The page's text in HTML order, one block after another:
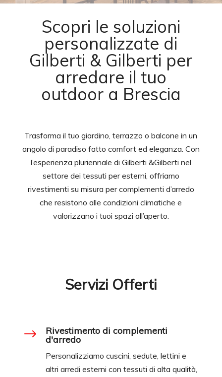
Scopri le soluzioni
personalizzate di
Gilberti & Gilberti per
arredare il tuo
outdoor a Brescia
Trasforma il tuo giardino, terrazzo o balcone in un
angolo di paradiso fatto comfort ed eleganza. Con
l’esperienza pluriennale di Gilberti &Gilberti nel
settore dei tessuti per esterni, offriamo
rivestimenti su misura per complementi d’arredo
che resistono alle condizioni climatiche e
valorizzano i tuoi spazi all’aperto.
Servizi Offerti
$ Rivestimento di complementi
d'arredo
Personalizziamo cuscini, sedute, lettini e
altri arredi esterni con tessuti di alta qualità,